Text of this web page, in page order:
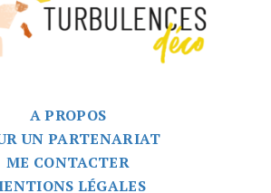
A PROPOS
UN PARTENARIAT
ME CONTACTER
LÉGALES